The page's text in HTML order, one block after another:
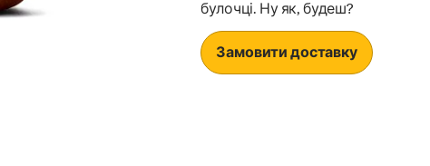
булочці. Ну як, будеш?
Замовити доставку